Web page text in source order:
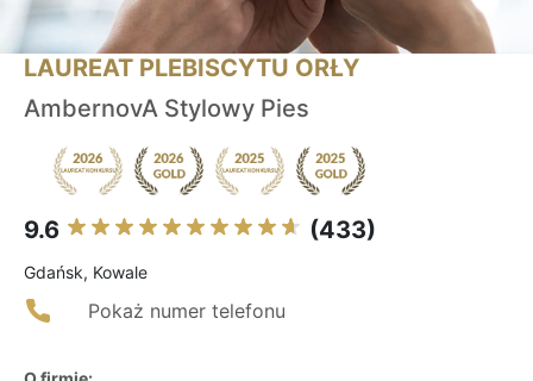
LAUREAT PLEBISCYTU ORŁY
AmbernovA Stylowy Pies
9.6 (433)
Gdańsk, Kowale
Pokaż numer telefonu